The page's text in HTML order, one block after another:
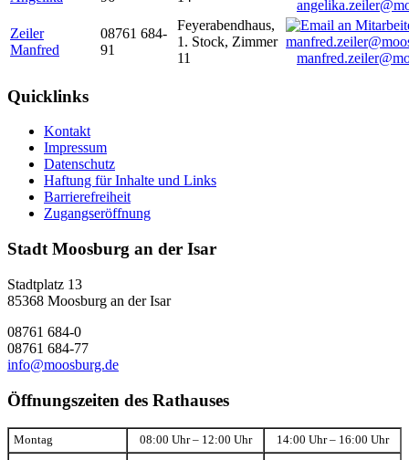
Zeiler
Manfred
08761 684-
91
Feyerabendhaus,
1. Stock, Zimmer
11
Quicklinks
Kontakt
Impressum
Datenschutz
Haftung für Inhalte und Links
Barrierefreiheit
Zugangseröffnung
Stadt Moosburg an der Isar
Stadtplatz 13
85368 Moosburg an der Isar
08761 684-0
08761 684-77
info@moosburg.de
Öffnungszeiten des Rathauses
Montag 08:00 Uhr – 12:00 Uhr 14:00 Uhr – 16:00 Uhr